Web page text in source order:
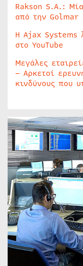
Rakson S.A.:
από την Golmar
Η Ajax Systems
στο YouTube
Μεγάλες
– Αρκετοί
κινδύνους που